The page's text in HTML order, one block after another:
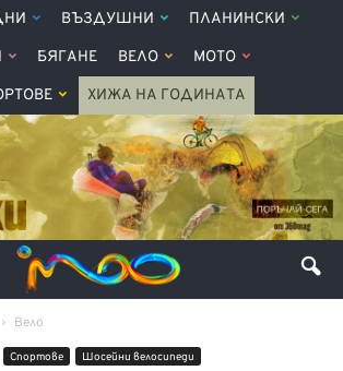
ВЪЗДУШНИ ПЛАНИНСКИ
БЯГАНЕ ВЕЛО МОТО
ХИЖА НА ГОДИНАТА
Вело
Спортове Шосейни велосипеди